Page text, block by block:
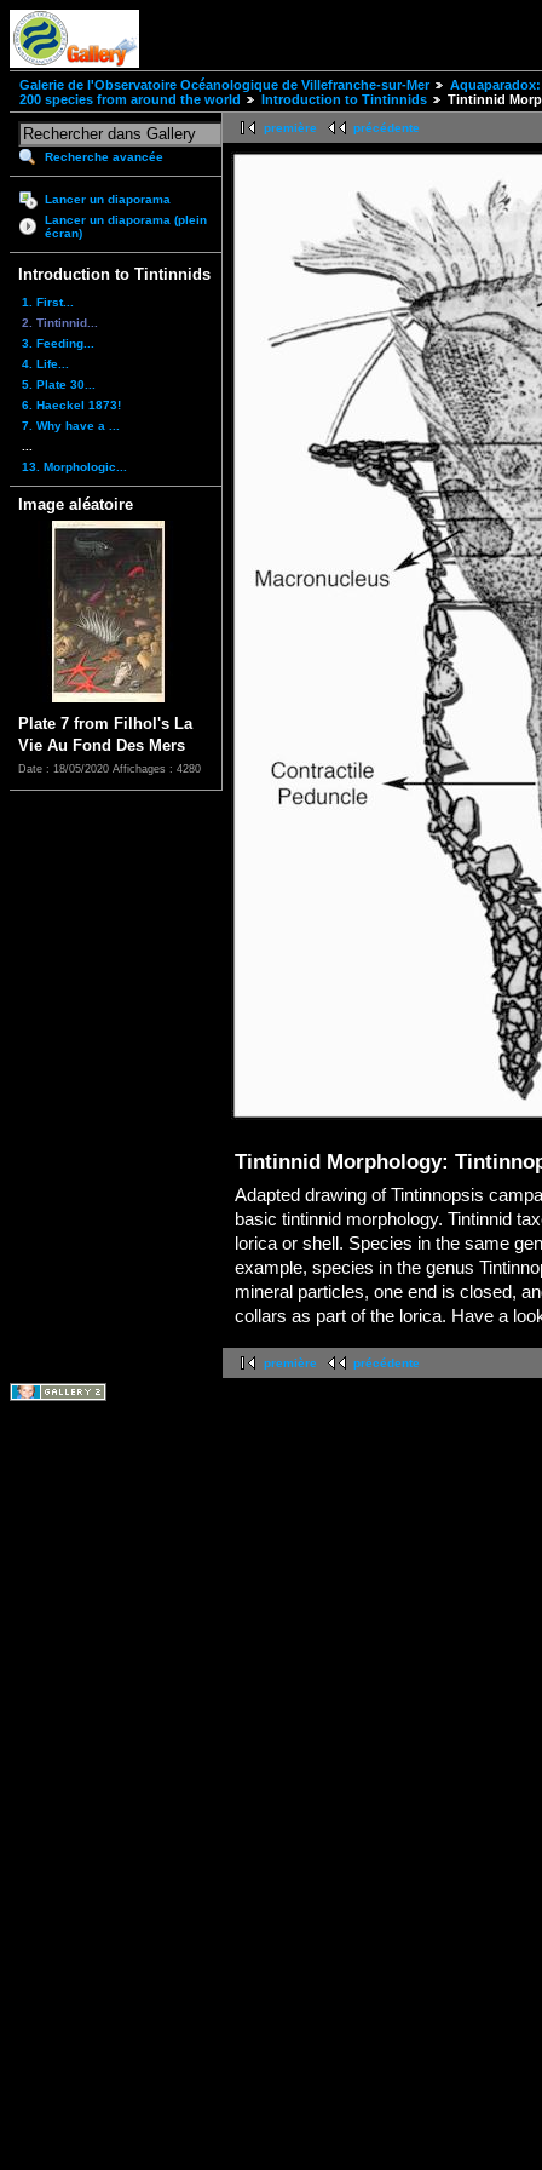
Galerie de l'Observatoire Océanologique de Villefranche-sur-Mer
200 species from around the world
Introduction to Tintinnids Tintinnid
Recherche avancée
Lancer un diaporama
Lancer un diaporama (plein
écran)
Introduction to Tintinnids
1. First...
2. Tintinnid...
3. Feeding...
4. Life...
5. Plate 30...
6. Haeckel 1873!
7. Why have a ...
13. Morphologic...
Image aléatoire
Plate 7 from Filhol's La
Vie Au Fond Des Mers
Date : 18/05/2020 Affichages : 4280
première précédente
Tintinnid Morphology:
Adapted drawing of Tintinnopsis
basic tintinnid morphology. Tintinnid
lorica or shell. Species in the same
example, species in the genus
mineral particles, one end is closed,
collars as part of the lorica. Have a
première précédente